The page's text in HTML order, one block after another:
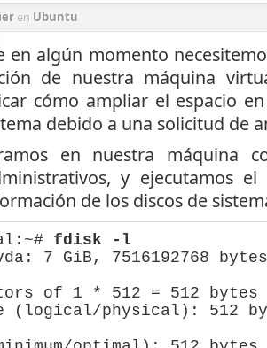
en Ubuntu
en algún momento
de nuestra máquina
cómo ampliar el espacio
debido a una solicitud de
en nuestra máquina
y ejecutamos el
de los discos de
fdisk -l
7 GiB, 7516192768
of 1 * 512 = 512 bytes
(logical/physical): 512